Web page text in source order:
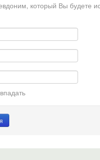
который Вы будете